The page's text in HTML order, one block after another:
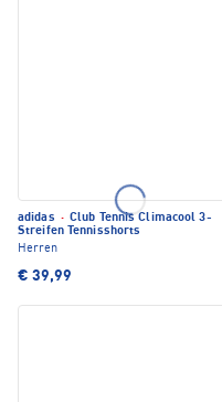
adidas · Club Tennis Climacool 3-
Streifen Tennisshorts
Herren
€ 39,99